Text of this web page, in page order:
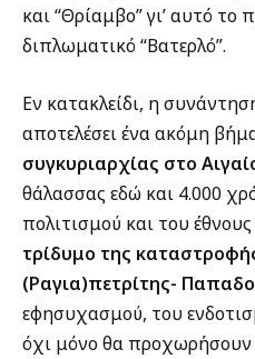
και “Θρίαμβο” γι’ αυτό το
διπλωματικό “Βατερλό”.
Εν κατακλείδι, η
αποτελέσει ένα ακόμη
συγκυριαρχίας στο
θάλασσας εδώ και 4.000
πολιτισμού και του
τρίδυμο της
(Ραγια)πετρίτης-
εφησυχασμού, του
όχι μόνο θα προχωρήσουν